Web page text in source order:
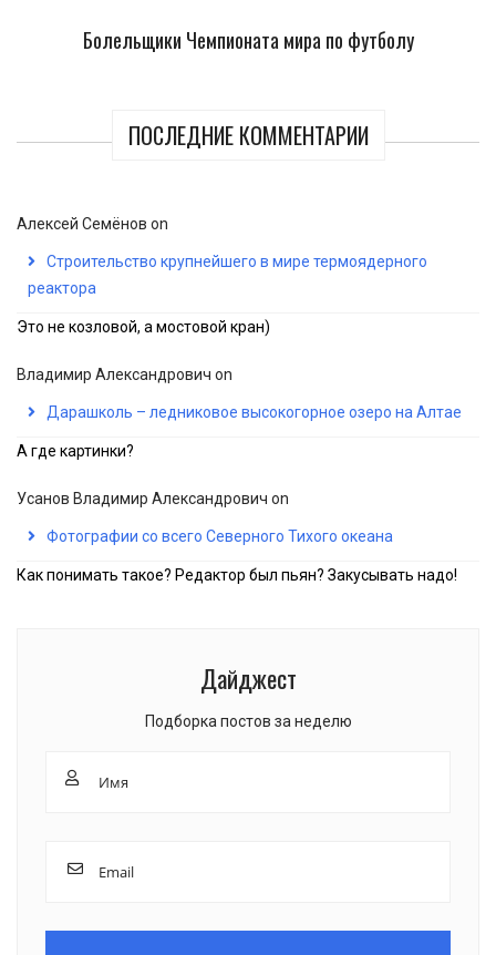
Болельщики Чемпионата мира по футболу
ПОСЛЕДНИЕ КОММЕНТАРИИ
Алексей Семёнов on
Строительство крупнейшего в мире термоядерного
реактора
Это не козловой, а мостовой кран)
Владимир Александрович on
Дарашколь – ледниковое высокогорное озеро на Алтае
А где картинки?
Усанов Владимир Александрович on
Фотографии со всего Северного Тихого океана
Как понимать такое? Редактор был пьян? Закусывать надо!
Дайджест
Подборка постов за неделю